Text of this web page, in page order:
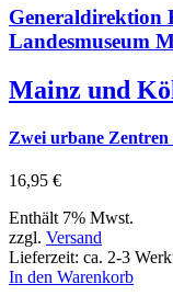
Generaldirektion
Landesmuseum
Mainz und
Zwei urbane
16,95 €
Enthält 7% Mwst.
zzgl. Versand
Lieferzeit: ca. 2-3
In den Warenkorb